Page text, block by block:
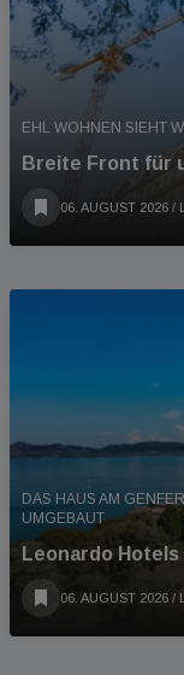
EHL WOHNEN SIEHT
Breite Front für
06. AUGUST 2026 /
DAS HAUS AM
UMGEBAUT
Leonardo
06. AUGUST 2026 /